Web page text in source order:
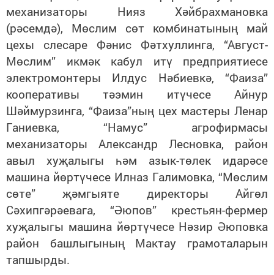
механизаторы Нияз Хәйбрахмановка
(рәсемдә), Мөслим сөт комбинатының май
цехы слесаре Фәнис Фәтхуллинга, “Август-
Мөслим” икмәк кабул итү предприятиесе
электромонтеры Илдус Нәбиевкә, “Фаиза”
кооперативы тәэмин итүчесе Айнур
Шәймурзинга, “Фаиза”ның цех мастеры Ленар
Ганиевка, “Намус” агрофирмасы
механизаторы Александр Лесновка, район
авыл хуҗалыгы һәм азык-төлек идарәсе
машина йөртүчесе Илназ Галимовка, “Мөслим
сөте” җәмгыяте директоры Айгөл
Сәхипгәрәевага, “Әюпов” крестьян-фермер
хуҗалыгы машина йөртүчесе Нәзир Әюповка
район башлыгының Мактау грамоталарын
тапшырды.